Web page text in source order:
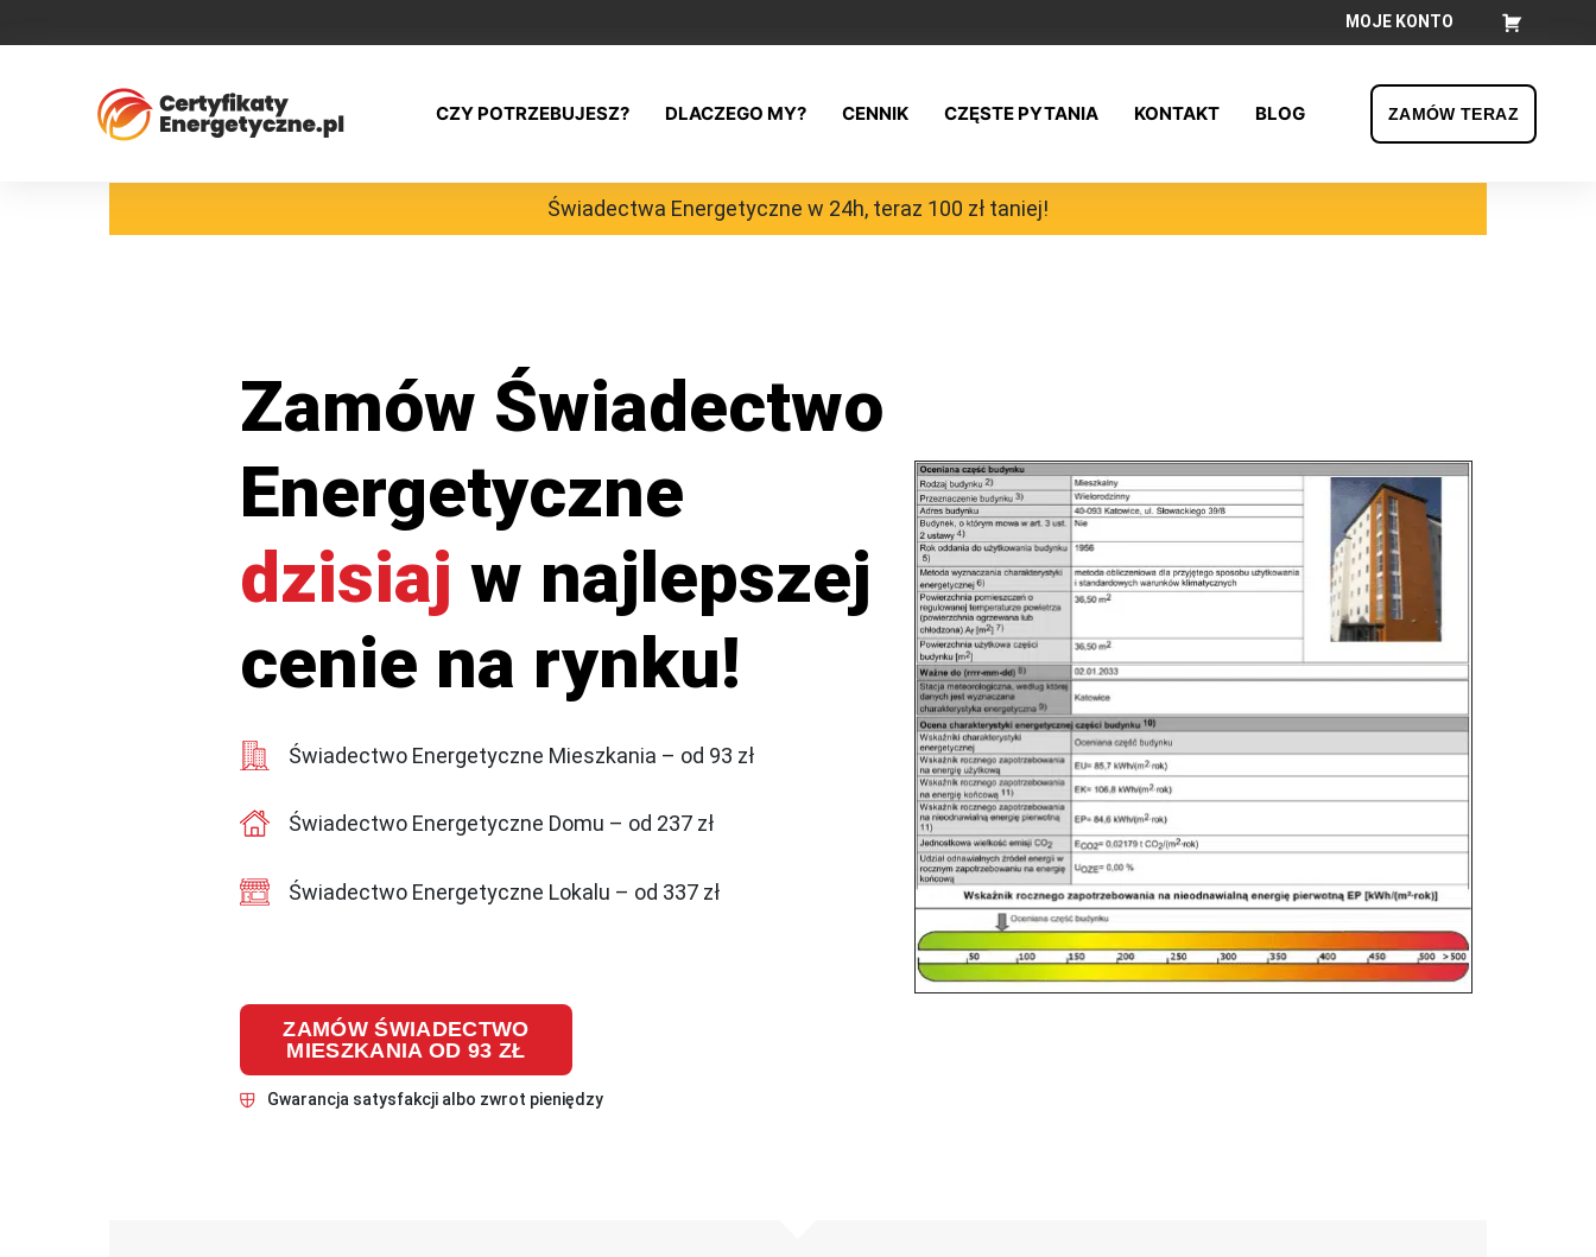
MOJE KONTO Koszyk
CZY POTRZEBUJESZ? DLACZEGO MY? CENNIK CZĘSTE PYTANIA KONTAKT BLOG ZAMÓW TERAZ
Świadectwa Energetyczne w 24h, teraz 100 zł taniej!
Zamów Świadectwo
Energetyczne
dzisiaj w najlepszej
cenie na rynku!
Świadectwo Energetyczne Mieszkania – od 93 zł
Świadectwo Energetyczne Domu – od 237 zł
Świadectwo Energetyczne Lokalu – od 337 zł
ZAMÓW ŚWIADECTWO
MIESZKANIA OD 93 ZŁ
Gwarancja satysfakcji albo zwrot pieniędzy